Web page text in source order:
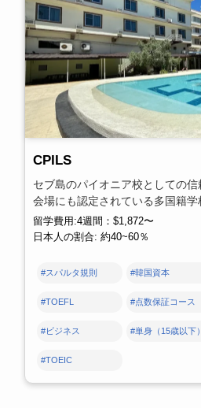
CPILS
セブ島のパイオニア校としての
会場にも認定されている多国籍学
留学費用:4週間：$1,872〜
日本人の割合: 約40~60％
#スパルタ規則 #韓国資本
#TOEFL #点数保証コース
#ビジネス #単身（15歳以下）
#TOEIC